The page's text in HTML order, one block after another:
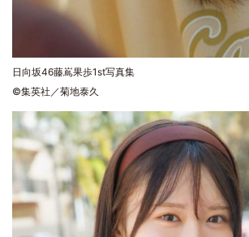
日向坂46藤嶌果歩1st写真集
©集英社／菊地泰久